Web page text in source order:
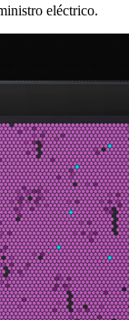
eléctrico.